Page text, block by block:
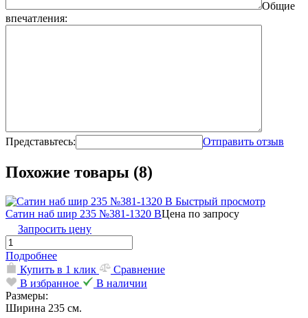
Общие
впечатления:
Представьтесь: Отправить отзыв
Похожие товары (8)
Быстрый просмотр
Сатин наб шир 235 №381-1320 ВЦена по запросу
Запросить цену
Подробнее
Купить в 1 клик
Сравнение
В избранное
В наличии
Размеры:
Ширина 235 см.